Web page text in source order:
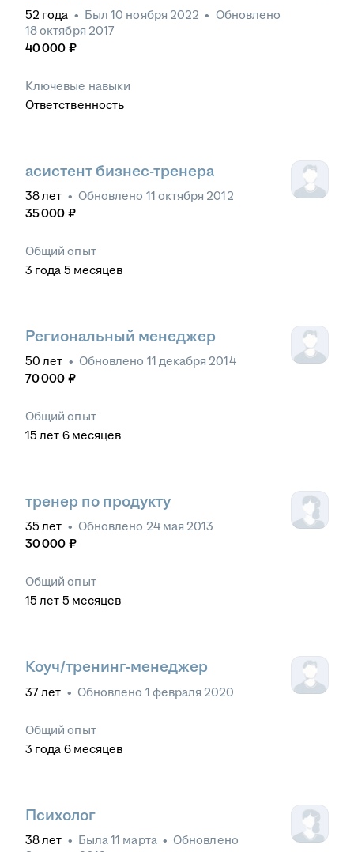
52 года • Был 10 ноября 2022 • Обновлено
18 октября 2017
40 000 ₽
Ключевые навыки
Ответственность
асистент бизнес-тренера
38лет • Обновлено 11 октября 2012
35 000 ₽
Общий опыт
3 года 5 месяцев
Региональный менеджер
50 лет • Обновлено 11 декабря 2014
70 000 ₽
Общий опыт
15 лет 6 месяцев
тренер по продукту
35 лет • Обновлено 24 мая 2013
30 000 ₽
Общий опыт
15 лет 5 месяцев
Коуч/тренинг-менеджер
37лет • Обновлено 1 февраля 2020
Общий опыт
3 года 6 месяцев
Психолог
38лет • Была11 марта • Обновлено